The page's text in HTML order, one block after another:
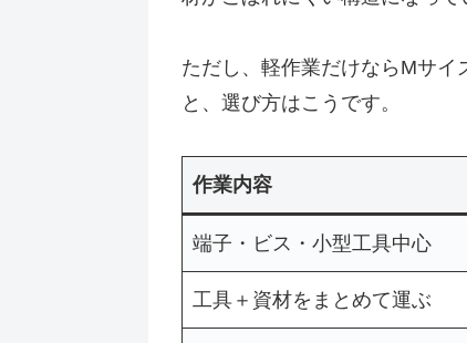
ただし、軽作業だけならMサ
と、選び方はこうです。
作業内容
端子・ビス・小型工具中心
工具＋資材をまとめて運ぶ